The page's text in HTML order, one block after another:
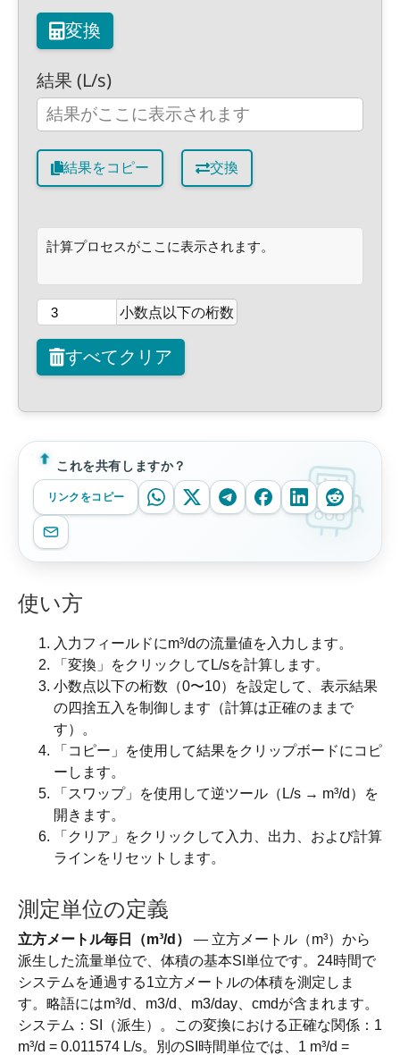
変換
結果 (L/s)
結果をコピー 交換
計算プロセスがここに表示されます。
小数点以下の桁数
すべてクリア
これを共有しますか？
リンクをコピー
使い方
入力フィールドにm³/dの流量値を入力します。
「変換」をクリックしてL/sを計算します。
小数点以下の桁数（0〜10）を設定して、表示結果
の四捨五入を制御します（計算は正確のままで
す）。
「コピー」を使用して結果をクリップボードにコピ
ーします。
「スワップ」を使用して逆ツール（L/s → m³/d）を
開きます。
「クリア」をクリックして入力、出力、および計算
ラインをリセットします。
測定単位の定義
立方メートル毎日（m³/d）
— 立方メートル（m³）から
派生した流量単位で、体積の基本SI単位です。24時間で
システムを通過する1立方メートルの体積を測定しま
す。略語にはm³/d、m3/d、m3/day、cmdが含まれます。
システム：SI（派生）。この変換における正確な関係：1
m³/d = 0.011574 L/s。別のSI時間単位では、1 m³/d =